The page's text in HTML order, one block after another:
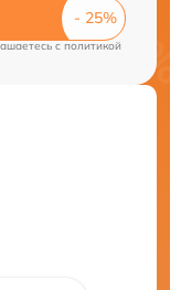
cполитикой